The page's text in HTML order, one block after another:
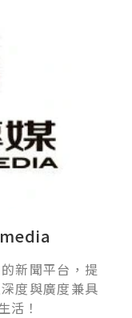
新聞平台，提
度與廣度兼具
活！